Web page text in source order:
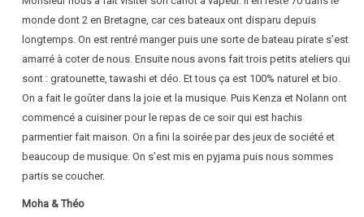
monde dont 2 en Bretagne, car ces bateaux ont disparu depuis
longtemps. On est rentré manger puis une sorte de bateau pirate s’est
amarré à coter de nous. Ensuite nous avons fait trois petits ateliers qui
sont : gratounette, tawashi et déo. Et tous ça est 100% naturel et bio.
On a fait le goûter dans la joie et la musique. Puis Kenza et Nolann ont
commencé a cuisiner pour le repas de ce soir qui est hachis
parmentier fait maison. On a fini la soirée par des jeux de société et
beaucoup de musique. On s’est mis en pyjama puis nous sommes
partis se coucher.
Moha & Théo